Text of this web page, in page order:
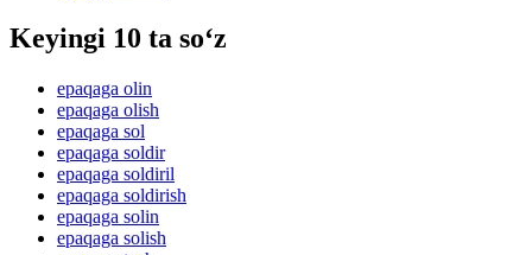
Keyingi 10 ta so‘z
epaqaga olin
epaqaga olish
epaqaga sol
epaqaga soldir
epaqaga soldiril
epaqaga soldirish
epaqaga solin
epaqaga solish